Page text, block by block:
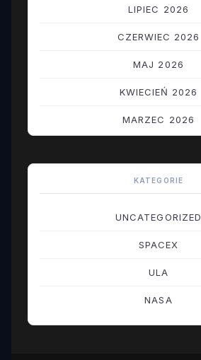
LIPIEC 2026
CZERWIEC 2026
MAJ 2026
KWIECIEŃ 2026
MARZEC 2026
KATEGORIE
UNCATEGORIZED
SPACEX
ULA
NASA